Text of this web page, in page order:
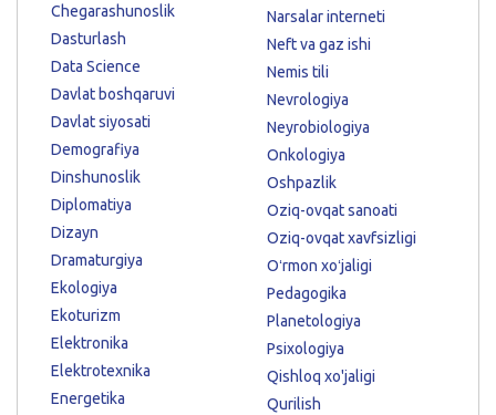
Chegarashunoslik
Dasturlash
Data Science
Davlat boshqaruvi
Davlat siyosati
Demografiya
Dinshunoslik
Diplomatiya
Dizayn
Dramaturgiya
Ekologiya
Ekoturizm
Elektronika
Elektrotexnika
Energetika
Narsalar interneti
Neft va gaz ishi
Nemis tili
Nevrologiya
Neyrobiologiya
Onkologiya
Oshpazlik
Oziq-ovqat sanoati
Oziq-ovqat xavfsizligi
Oʻrmon xoʻjaligi
Pedagogika
Planetologiya
Psixologiya
Qishloq xo'jaligi
Qurilish